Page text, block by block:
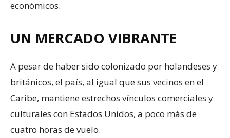
económicos.
UN MERCADO VIBRANTE
A pesar de haber sido colonizado por holandeses y
británicos, el país, al igual que sus vecinos en el
Caribe, mantiene estrechos vínculos comerciales y
culturales con Estados Unidos, a poco más de
cuatro horas de vuelo.